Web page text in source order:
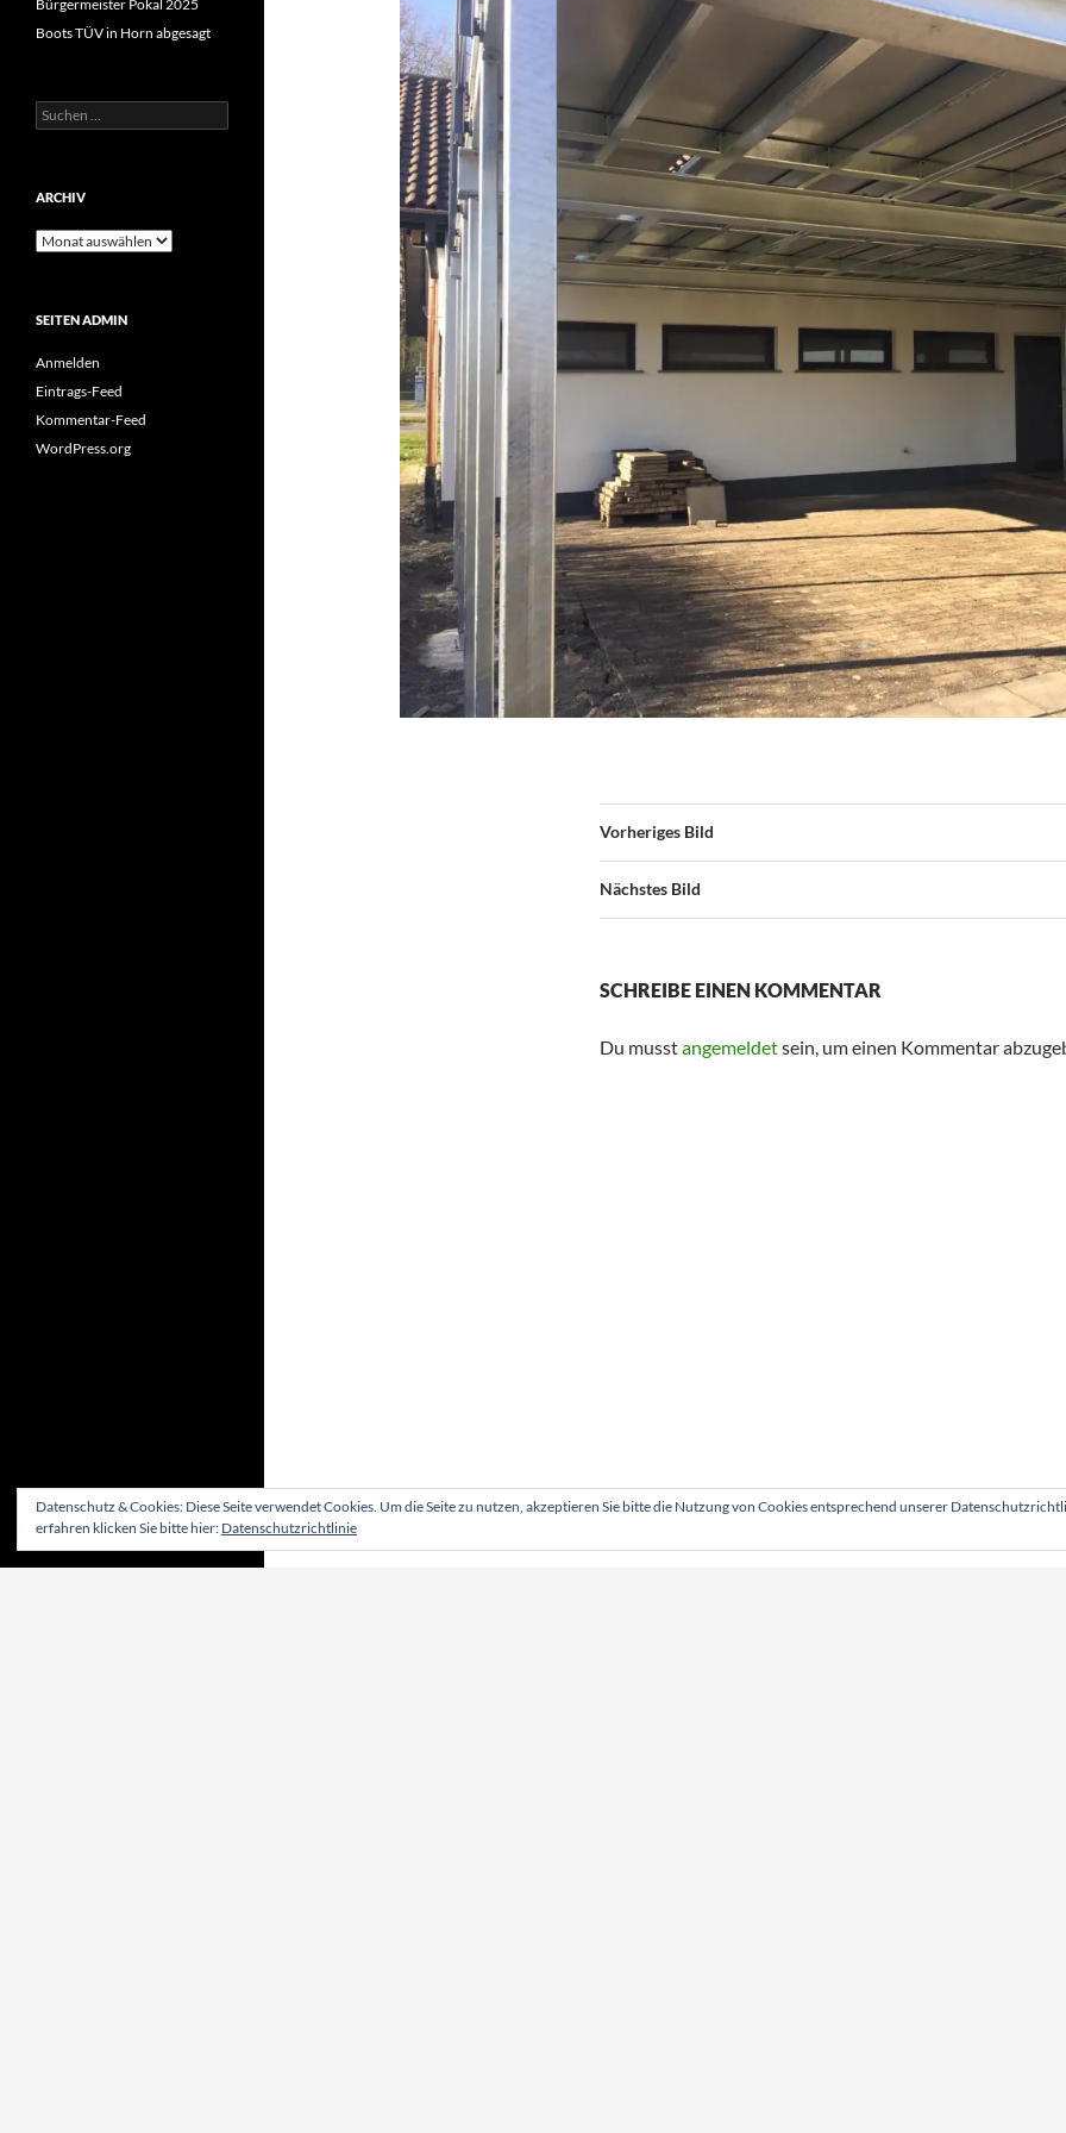
Vorheriges Bild
Nächstes Bild
SCHREIBE EINEN KOMMENTAR
Du musstangemeldetsein, um einen Kommentar
Bürgermeister Pokal 2025
Boots TÜV in Horn abgesagt
Suchen
nach:
ARCHIV
Archiv
SEITEN ADMIN
Anmelden
Eintrags-Feed
Kommentar-Feed
WordPress.org
Datenschutz & Cookies: Diese Seite verwendet Cookies. Um die Seite zu nutzen, akzeptieren Sie bitte die Nutzung von Cookies entsprechend unserer
erfahren klicken Sie bitte hier: Datenschutzrichtlinie